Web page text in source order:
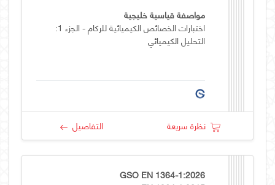
مواصفة قياسية خليجية
اختبارات الخصائص الكيميائية للركام - الجزء 1:
التحليل الكيميائي
نظرة سريعة التفاصيل
GSO EN 1364-1:2026